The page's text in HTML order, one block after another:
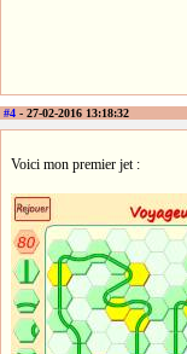
#4 - 27-02-2016 13:18:32
Voici mon premier jet :